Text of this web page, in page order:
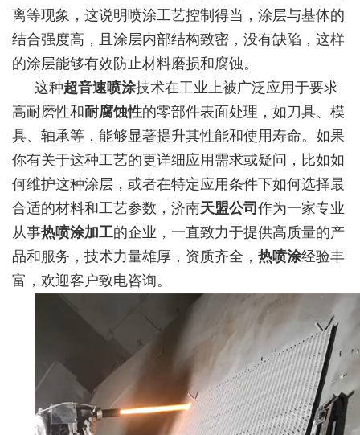
离等现象，这说明喷涂工艺控制得当，涂层与基体的
结合强度高，且涂层内部结构致密，没有缺陷，这样
的涂层能够有效防止材料磨损和腐蚀。
这种超音速喷涂技术在工业上被广泛应用于要求
高耐磨性和耐腐蚀性的零部件表面处理，如刀具、模
具、轴承等，能够显著提升其性能和使用寿命。如果
你有关于这种工艺的更详细应用需求或疑问，比如如
何维护这种涂层，或者在特定应用条件下如何选择最
合适的材料和工艺参数，济南天盟公司 作为一家专业
从事热喷涂加工的企业，一直致力于提供高质量的产
品和服务，技术力量雄厚，资质齐全， 热喷涂经验丰
富，欢迎客户致电咨询。